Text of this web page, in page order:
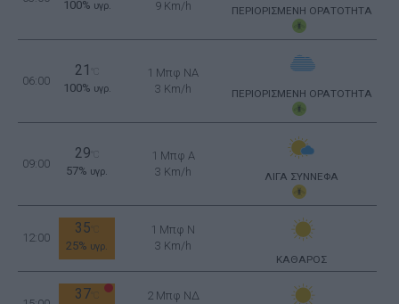
100% υγρ.
9 Km/h
ΠΕΡΙΟΡΙΣΜΕΝΗ ΟΡΑΤΟΤΗΤΑ
06:00
21
100% υγρ.
1 Μπφ NA
3 Km/h
ΠΕΡΙΟΡΙΣΜΕΝΗ ΟΡΑΤΟΤΗΤΑ
09:00
29
57% υγρ.
1 Μπφ Α
3 Km/h
ΛΙΓΑ ΣΥΝΝΕΦΑ
12:00
35
25% υγρ.
1 Μπφ N
3 Km/h
ΚΑΘΑΡΟΣ
37
2 Μπφ ΝΔ